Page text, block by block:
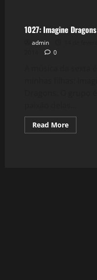
1027: Imagine Dragons
admin
0
Read MoreRead
more